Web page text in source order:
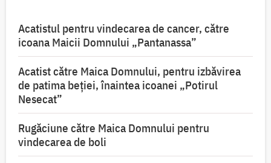
Acatistul pentru vindecarea de cancer, către
icoana Maicii Domnului „Pantanassa”
Acatist către Maica Domnului, pentru izbăvirea
de patima beției, înaintea icoanei „Potirul
Nesecat”
Rugăciune către Maica Domnului pentru
vindecarea de boli